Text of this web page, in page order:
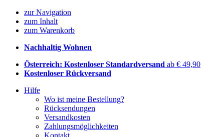
zur Navigation
zum Inhalt
zum Warenkorb
Nachhaltig Wohnen
Österreich: Kostenloser Standardversand ab € 49,90
Kostenloser Rückversand
Hilfe
Wo ist meine Bestellung?
Rücksendungen
Versandkosten
Zahlungsmöglichkeiten
Kontakt